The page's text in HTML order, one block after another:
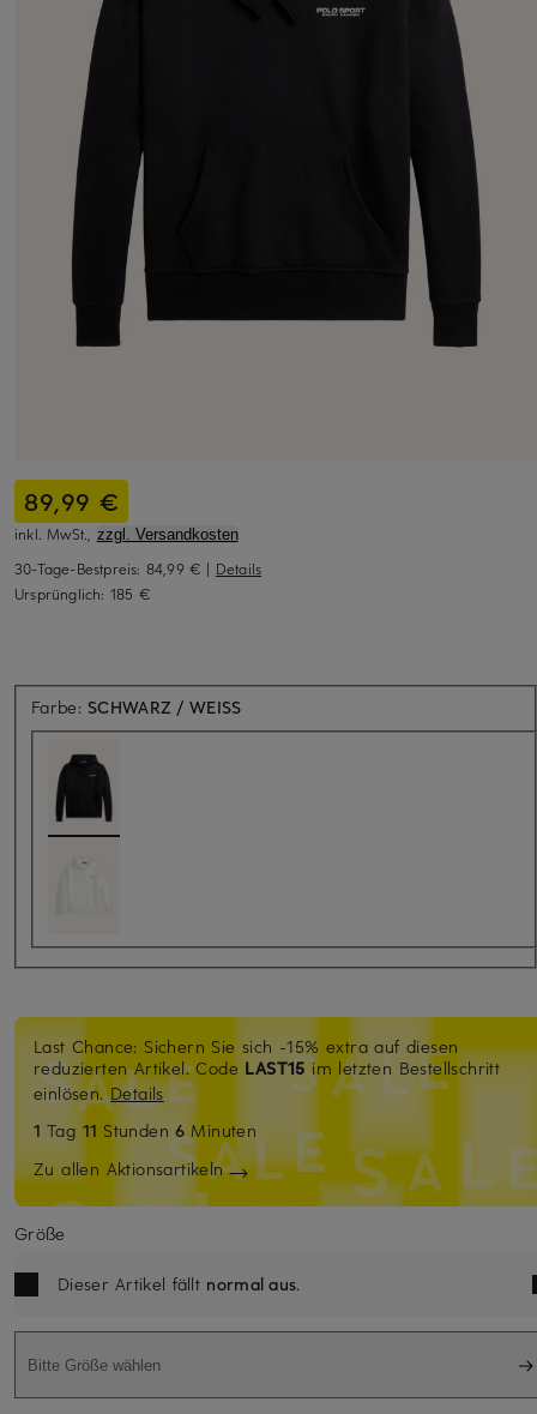
89,99 €
inkl. MwSt., zzgl. Versandkosten
30-Tage-Bestpreis: 84,99 € | Details
Ursprünglich: 185 €
Farbe: SCHWARZ / WEISS
Last Chance: Sichern Sie sich -15% extra auf diesen
reduzierten Artikel. Code LAST15im letzten Bestellschritt
einlösen.Details
1 Tag 11 Stunden6 Minuten
Zu allen Aktionsartikeln
Größe
Dieser Artikel fällt normal aus.
Bitte Größe wählen